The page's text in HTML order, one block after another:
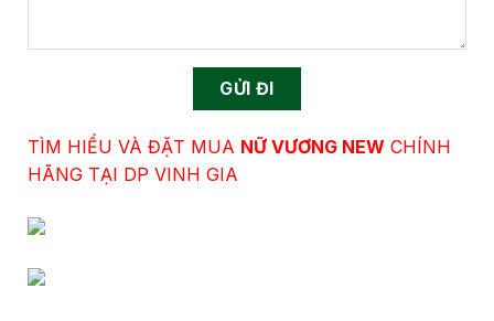
TÌM HIỂU VÀ ĐẶT MUA NỮ VƯƠNG NEW CHÍNH
HÃNG TẠI DP VINH GIA